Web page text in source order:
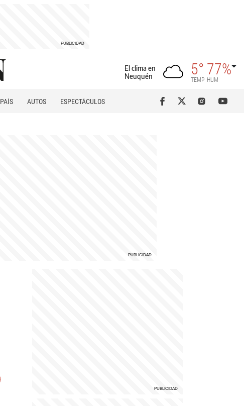
El clima en
Neuquén
5°
TEMP
77%
HUM
PAÍS AUTOS
ESPECTÁCULOS